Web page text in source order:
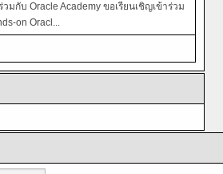
มกับ Oracle Academy ขอเรียนเชิญเข้าร่วม
on Oracl...